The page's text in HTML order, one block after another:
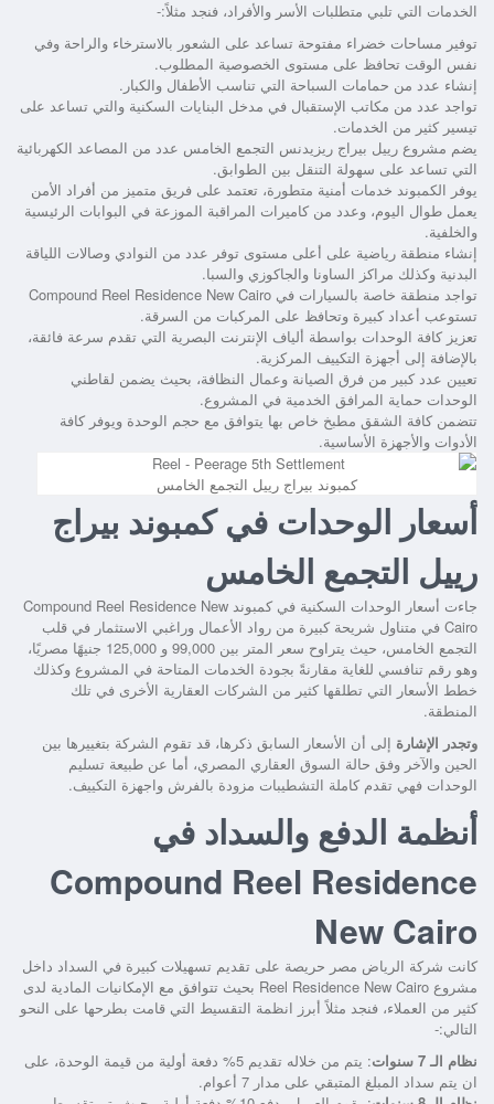
الخدمات التي تلبي متطلبات الأسر والأفراد، فنجد مثلاً:-
توفير مساحات خضراء مفتوحة تساعد على الشعور بالاسترخاء والراحة وفي
نفس الوقت تحافظ على مستوى الخصوصية المطلوب.
إنشاء عدد من حمامات السباحة التي تناسب الأطفال والكبار.
تواجد عدد من مكاتب الإستقبال في مدخل البنايات السكنية والتي تساعد على
تيسير كثير من الخدمات.
يضم مشروع رييل بيراج ريزيدنس التجمع الخامس عدد من المصاعد الكهربائية
التي تساعد على سهولة التنقل بين الطوابق.
يوفر الكمبوند خدمات أمنية متطورة، تعتمد على فريق متميز من أفراد الأمن
يعمل طوال اليوم، وعدد من كاميرات المراقبة الموزعة في البوابات الرئيسية
والخلفية.
إنشاء منطقة رياضية على أعلى مستوى توفر عدد من النوادي وصالات اللياقة
البدنية وكذلك مراكز الساونا والجاكوزي والسبا.
تواجد منطقة خاصة بالسيارات في Compound Reel Residence New Cairo
تستوعب أعداد كبيرة وتحافظ على المركبات من السرقة.
تعزيز كافة الوحدات بواسطة ألياف الإنترنت البصرية التي تقدم سرعة فائقة،
بالإضافة إلى أجهزة التكييف المركزية.
تعيين عدد كبير من فرق الصيانة وعمال النظافة، بحيث يضمن لقاطني
الوحدات حماية المرافق الخدمية في المشروع.
تتضمن كافة الشقق مطبخ خاص بها يتوافق مع حجم الوحدة ويوفر كافة
الأدوات والأجهزة الأساسية.
كمبوند بيراج رييل التجمع الخامس
أسعار الوحدات في كمبوند بيراج
رييل التجمع الخامس
جاءت أسعار الوحدات السكنية في كمبوند Compound Reel Residence New
Cairo في متناول شريحة كبيرة من رواد الأعمال وراغبي الاستثمار في قلب
التجمع الخامس، حيث يتراوح سعر المتر بين 99,000 و 125,000 جنيهًا مصريًا،
وهو رقم تنافسي للغاية مقارنةً بجودة الخدمات المتاحة في المشروع وكذلك
خطط الأسعار التي تطلقها كثير من الشركات العقارية الأخرى في تلك
المنطقة.
وتجدر الإشارة إلى أن الأسعار السابق ذكرها، قد تقوم الشركة بتغييرها بين
الحين والآخر وفق حالة السوق العقاري المصري، أما عن طبيعة تسليم
الوحدات فهي تقدم كاملة التشطيبات مزودة بالفرش واجهزة التكييف.
أنظمة الدفع والسداد في
Compound Reel Residence
New Cairo
كانت شركة الرياض مصر حريصة على تقديم تسهيلات كبيرة في السداد داخل
مشروع Reel Residence New Cairo
بحيث تتوافق مع الإمكانيات المادية لدى
كثير من العملاء، فنجد مثلاً أبرز انظمة التقسيط التي قامت بطرحها على النحو
التالي:-
نظام الـ 7 سنوات
: يتم من خلاله تقديم 5% دفعة أولية من قيمة الوحدة، على
ان يتم سداد المبلغ المتبقي على مدار 7 أعوام.